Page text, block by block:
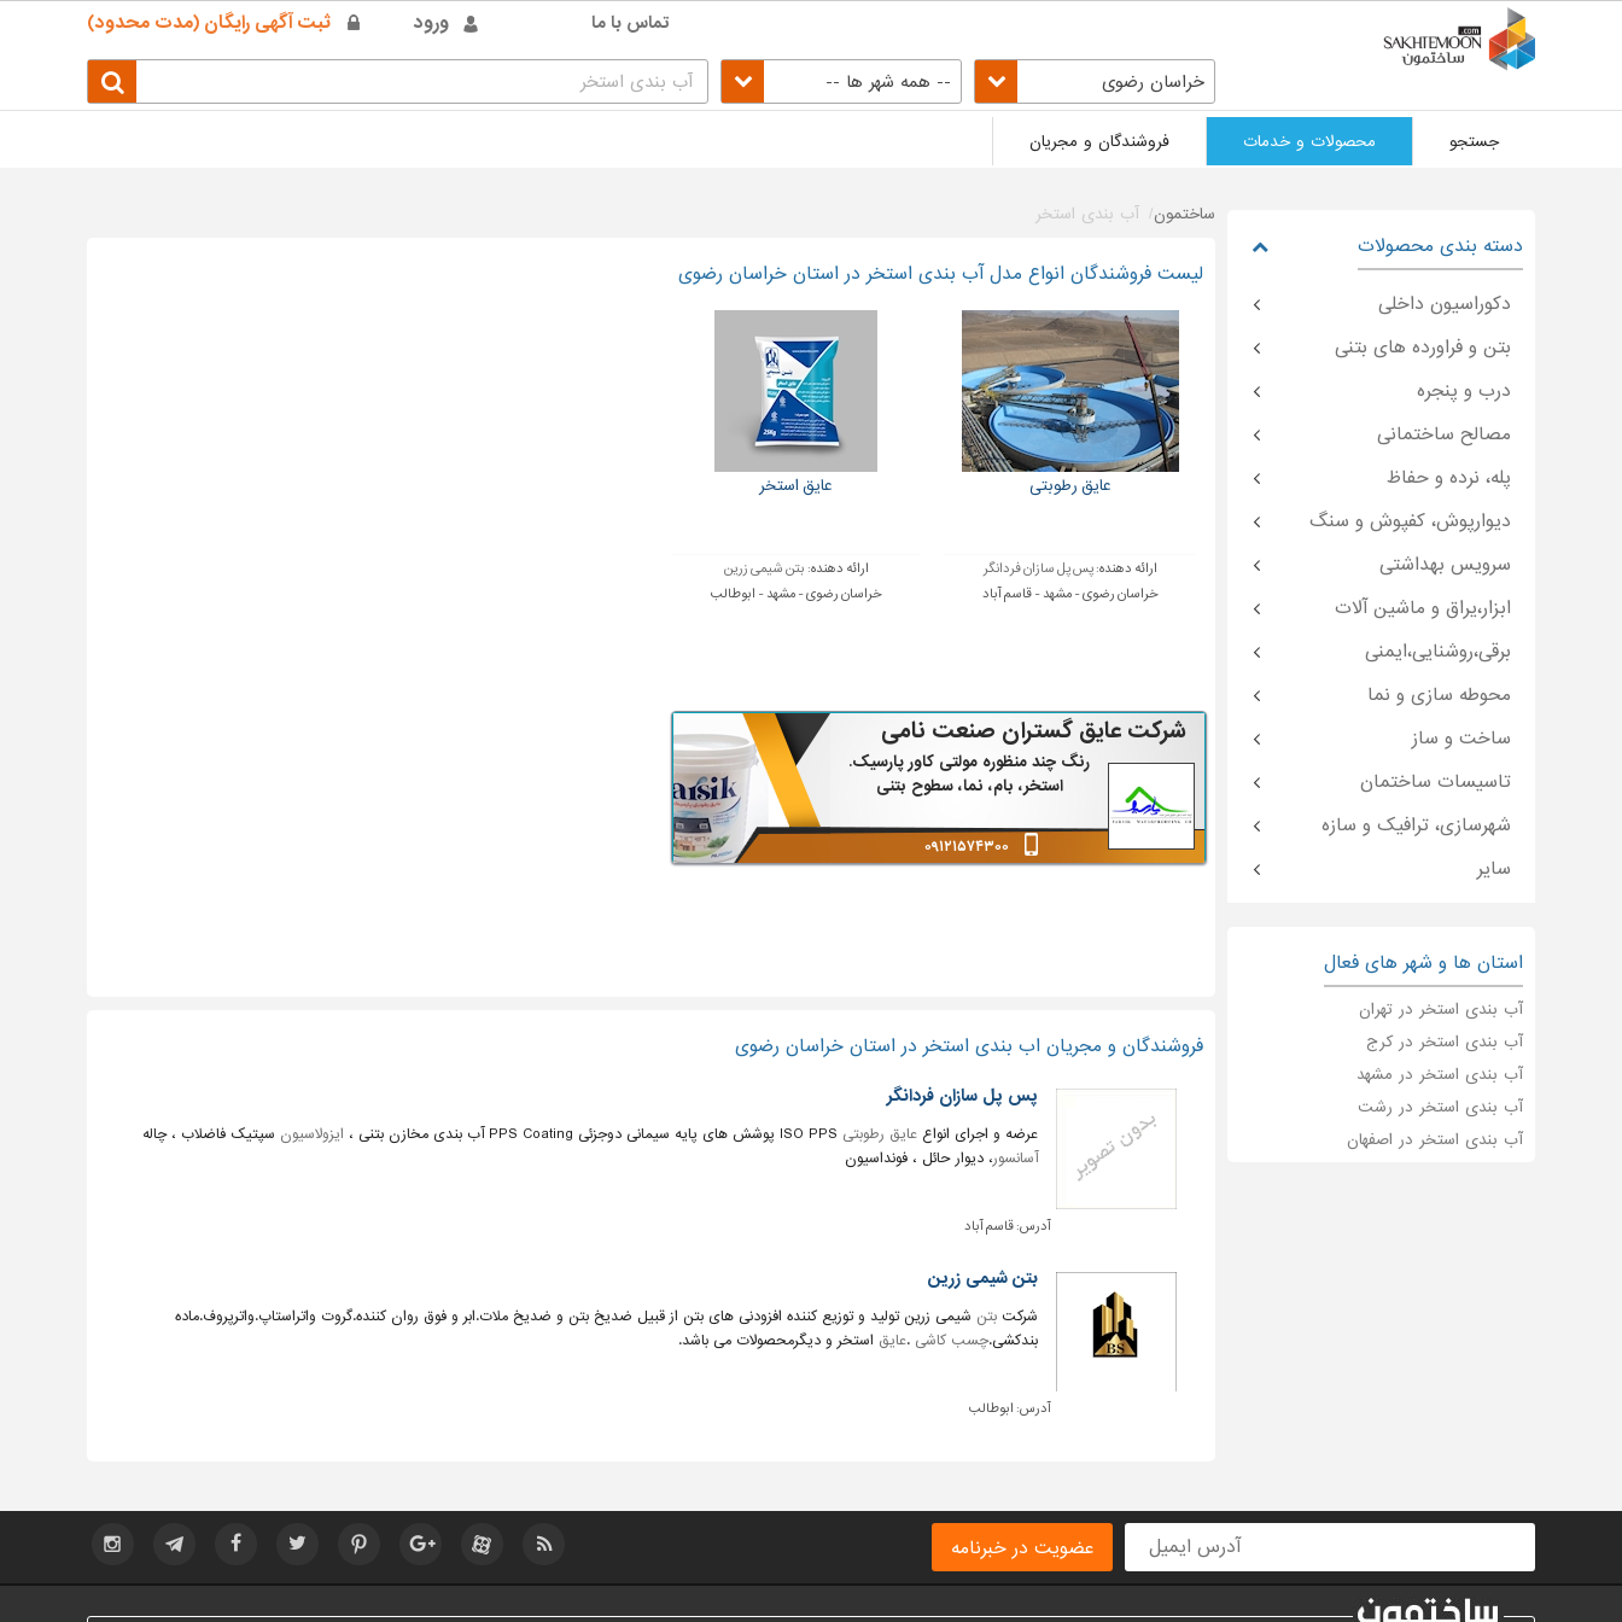
ورود ثبت آگهی رایگان (مدت محدود) تماس با ما
خراسان رضوی -- همه شهر ها --
جستجو محصولات و خدمات فروشندگان و مجریان
ساختمون آب بندی استخر
لیست فروشندگان انواع مدل آب بندی استخر در استان خراسان رضوی
عایق رطوبتی
ارائه دهنده:پس پل سازان فردانگر
خراسان رضوی - مشهد - قاسم آباد
عایق استخر
ارائه دهنده: بتن شیمی زرین
خراسان رضوی - مشهد - ابوطالب
شرکت عایق گستران صنعت نامی
رنگ چند منظوره مولتی کاور پارسیک.
استخر، بام، نما، سطوح بتنی
۰۹۱۲۱۵۷۴۳۰۰
فروشندگان و مجریان اب بندی استخر در استان خراسان رضوی
پس پل سازان فردانگر
عرضه و اجرای انواع عایق رطوبتی ایزولاسیون سپتیک فاضلاب ، چاله
آسانسور، دیوار حائل ، فونداسیون
آدرس:قاسم آباد
بتن شیمی زرین
شرکت بتن شیمی زرین تولید و توزیع کننده افزودنی های بتن از قبیل ضدیخ بتن و ضدیخ ملات.ابر و فوق روان کننده.گروت واتراستاپ.واترپروف.ماده
بندکشی.چسب کاشی .عایق استخر و دیگرمحصولات می باشد.
آدرس: ابوطالب
دسته بندی محصولات
دکوراسیون داخلی
بتن و فراورده های بتنی
درب و پنجره
مصالح ساختمانی
پله، نرده و حفاظ
دیوارپوش، کفپوش و سنگ
سرویس بهداشتی
ابزار،یراق و ماشین آلات
برقی،روشنایی،ایمنی
محوطه سازی و نما
ساخت و ساز
تاسیسات ساختمان
شهرسازی، ترافیک و سازه
سایر
استان ها و شهر های فعال
آب بندی استخر در تهران
آب بندی استخر در کرج
آب بندی استخر در مشهد
آب بندی استخر در رشت
آب بندی استخر در اصفهان
عضویت در خبرنامه